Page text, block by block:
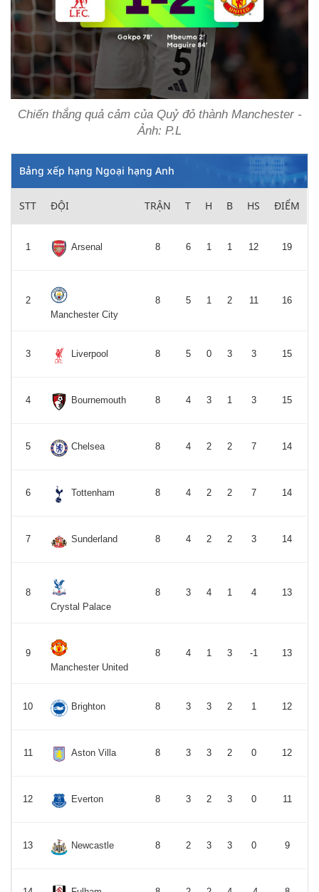
Chiến thắng quả cảm của Quỷ đỏ thành Manchester -
Ảnh: P.L
Bảng xếp hạng Ngoại hạng Anh
STT ĐỘI TRẬN T H B HS ĐIỂM
1 Arsenal 8 6 1 1 12 19
2
Manchester City
8 5 1 2 11 16
3 Liverpool 8 5 0 3 3 15
4 Bournemouth 8 4 3 1 3 15
5 Chelsea 8 4 2 2 7 14
6 Tottenham 8 4 2 2 7 14
7 Sunderland 8 4 2 2 3 14
8
Crystal Palace
8 3 4 1 4 13
9
Manchester United
8 4 1 3 -1 13
10 Brighton 8 3 3 2 1 12
11 Aston Villa 8 3 3 2 0 12
12 Everton 8 3 2 3 0 11
13 Newcastle 8 2 3 3 0 9